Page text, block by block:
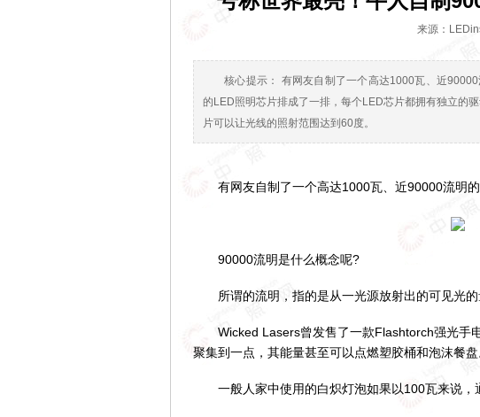
来源：
核心提示： 有网友自制了一个高达1000瓦、近
的LED照明芯片排成了一排，每个LED芯片都拥有独立的
片可以让光线的照射范围达到60度。
有网友自制了一个高达1000瓦、近90000流明的
90000流明是什么概念呢?
所谓的流明，指的是从一光源放射出的可见光的
Wicked Lasers曾发售了一款Flashtorch强光手
聚集到一点，其能量甚至可以点燃塑胶桶和泡沫餐盘
一般人家中使用的白炽灯泡如果以100瓦来说，